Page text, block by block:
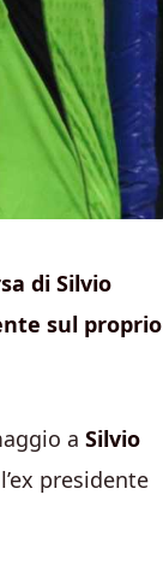
di Silvio
sul proprio
a Silvio
presidente